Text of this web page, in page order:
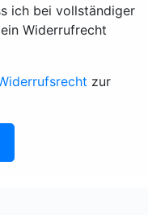
ich bei vollständiger
Widerrufrecht
zur